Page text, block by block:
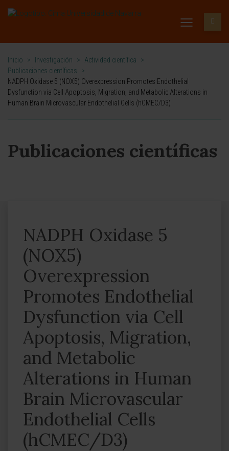
Inicio > Investigación > Actividad científica
>
Publicaciones científicas
>
NADPH Oxidase 5 (NOX5) Overexpression Promotes Endothelial
Dysfunction via Cell Apoptosis, Migration, and Metabolic Alterations in
Human Brain Microvascular Endothelial Cells (hCMEC/D3)
Publicaciones científicas
NADPH Oxidase 5
(NOX5)
Overexpression
Promotes Endothelial
Dysfunction via Cell
Apoptosis, Migration,
and Metabolic
Alterations in Human
Brain Microvascular
Endothelial Cells
(hCMEC/D3)